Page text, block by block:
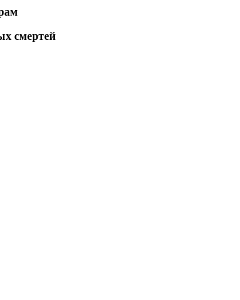
смертей